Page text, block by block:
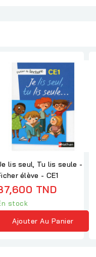
lis seul, Tu lis seule -
élève - CE1
TND
stock
Ajouter Au Panier